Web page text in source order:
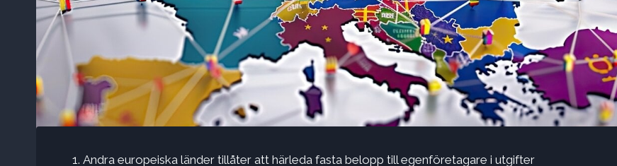
Andra europeiska länder tillåter att härleda fasta belopp till egenföretagare i utgifter